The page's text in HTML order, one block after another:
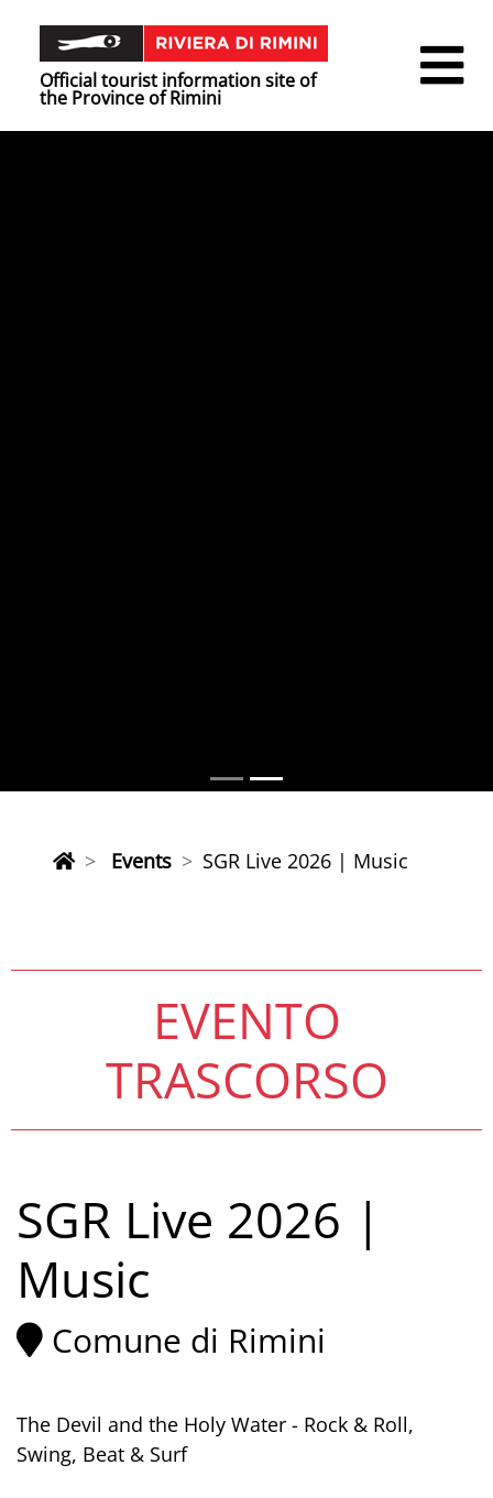
Official tourist information site of
the Province of Rimini
Events SGR Live 2026 | Music
EVENTO
TRASCORSO
SGR Live 2026 |
Music
Comune di Rimini
The Devil and the Holy Water - Rock & Roll,
Swing, Beat & Surf